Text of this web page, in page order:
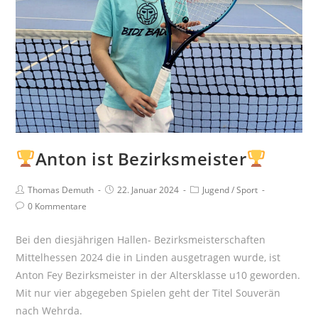
Anton ist Bezirksmeister
Beitrags-
Autor:
Thomas Demuth
Beitrag
22. Januar 2024
Beitrags-
Jugend / Sport
Beitrags-
0 Kommentare
Bei den diesjährigen Hallen- Bezirksmeisterschaften
Mittelhessen 2024 die in Linden ausgetragen wurde, ist
Anton Fey Bezirksmeister in der Altersklasse u10 geworden.
Mit nur vier abgegeben Spielen geht der Titel Souverän
nach Wehrda.